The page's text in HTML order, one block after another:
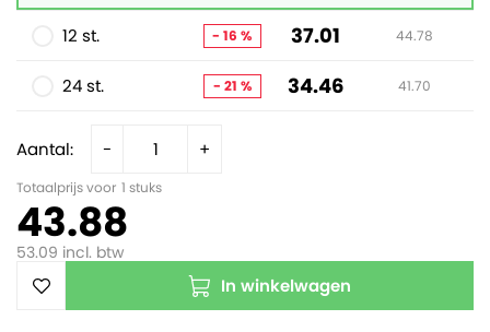
Aantal: - +
Totaalprijs voor 1 stuks
43.88
53.09 incl. btw
In winkelwagen
12 st. - 16 % 37.01 44.78
24 st. - 21 % 34.46 41.70